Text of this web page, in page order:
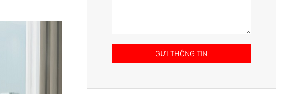
GỬI THÔNG TIN